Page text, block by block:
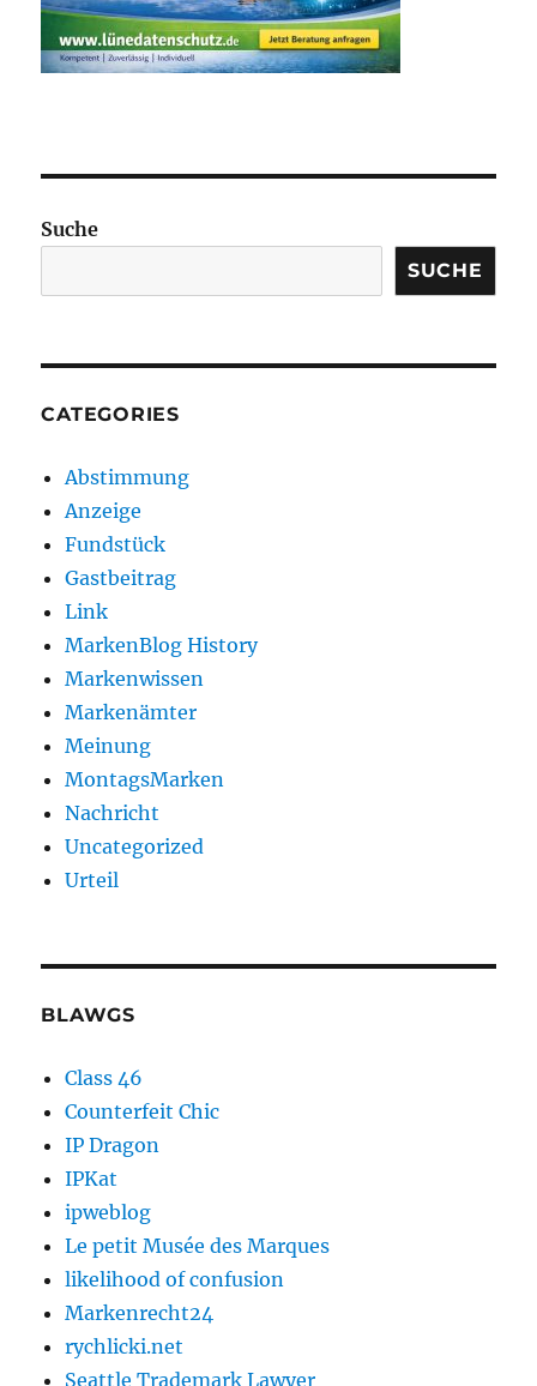
Suche
SUCHE
CATEGORIES
Abstimmung
Anzeige
Fundstück
Gastbeitrag
Link
MarkenBlog History
Markenwissen
Markenämter
Meinung
MontagsMarken
Nachricht
Uncategorized
Urteil
BLAWGS
Class 46
Counterfeit Chic
IP Dragon
IPKat
ipweblog
Le petit Musée des Marques
likelihood of confusion
Markenrecht24
rychlicki.net
Seattle Trademark Lawyer